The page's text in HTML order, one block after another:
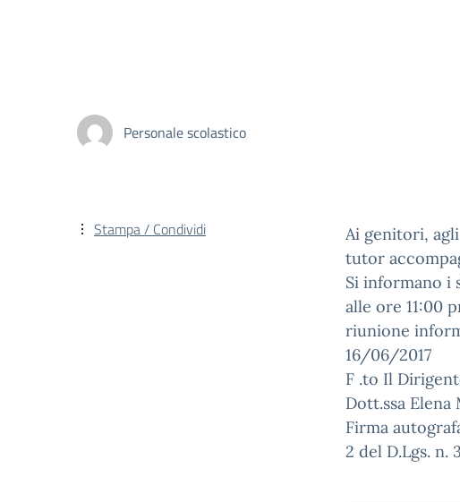
Personale scolastico
Ai genitori,
tutor
Si informano i
alle ore 11:00
riunione
16/06/2017
F .to Il
Dott.ssa Elena
Firma
2 del D.Lgs. n.
Stampa / Condividi